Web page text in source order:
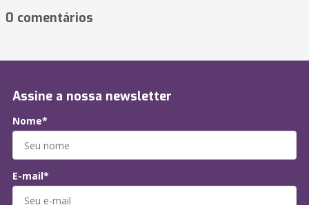
0 comentários
Assine a nossa newsletter
Nome*
E-mail*